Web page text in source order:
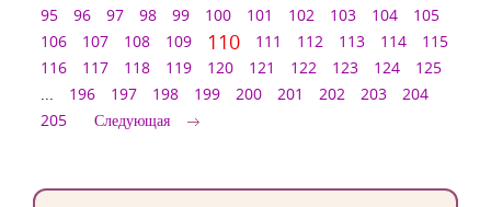
95
96 97 98 99 100 101 102 103 104
105
106
107 108 109 110 111 112 113 114
115
116
117 118 119 120 121 122 123 124
125
...
196 197 198 199 200 201 202 203
204
205
Следующая